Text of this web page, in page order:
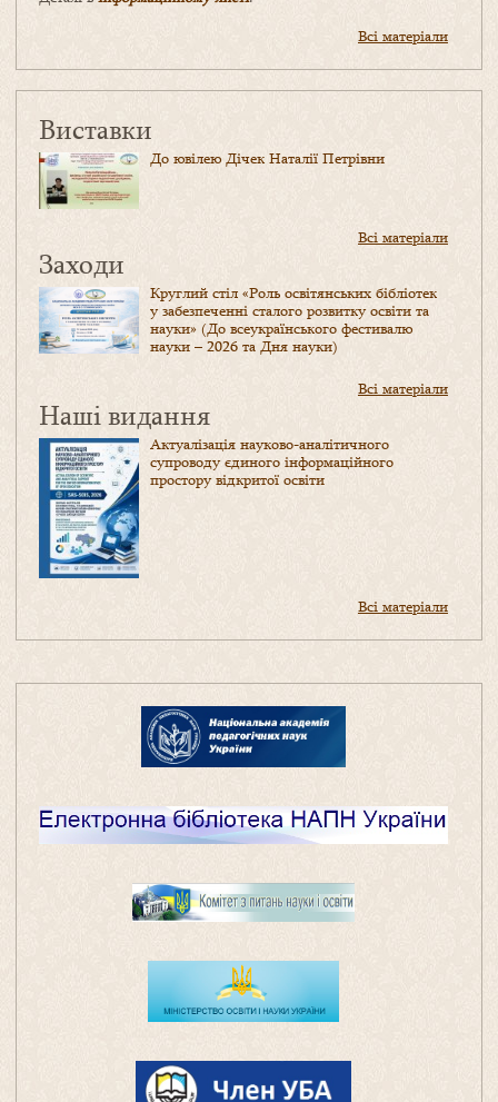
Всі матеріали
Виставки
До ювілею Дічек Наталії Петрівни
Всі матеріали
Заходи
Круглий стіл «Роль освітянських бібліотек
у забезпеченні сталого розвитку освіти та
науки» (До всеукраїнського фестивалю
науки – 2026 та Дня науки)
Всі матеріали
Наші видання
Актуалізація науково-аналітичного
супроводу єдиного інформаційного
простору відкритої освіти
Всі матеріали